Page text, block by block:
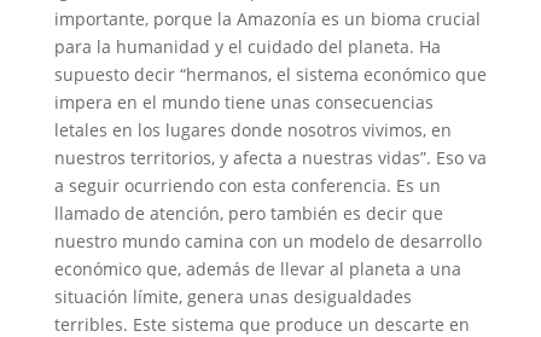
importante, porque la Amazonía es un bioma crucial
para la humanidad y el cuidado del planeta. Ha
supuesto decir “hermanos, el sistema económico que
impera en el mundo tiene unas consecuencias
letales en los lugares donde nosotros vivimos, en
nuestros territorios, y afecta a nuestras vidas”. Eso va
a seguir ocurriendo con esta conferencia. Es un
llamado de atención, pero también es decir que
nuestro mundo camina con un modelo de desarrollo
económico que, además de llevar al planeta a una
situación límite, genera unas desigualdades
terribles. Este sistema que produce un descarte en